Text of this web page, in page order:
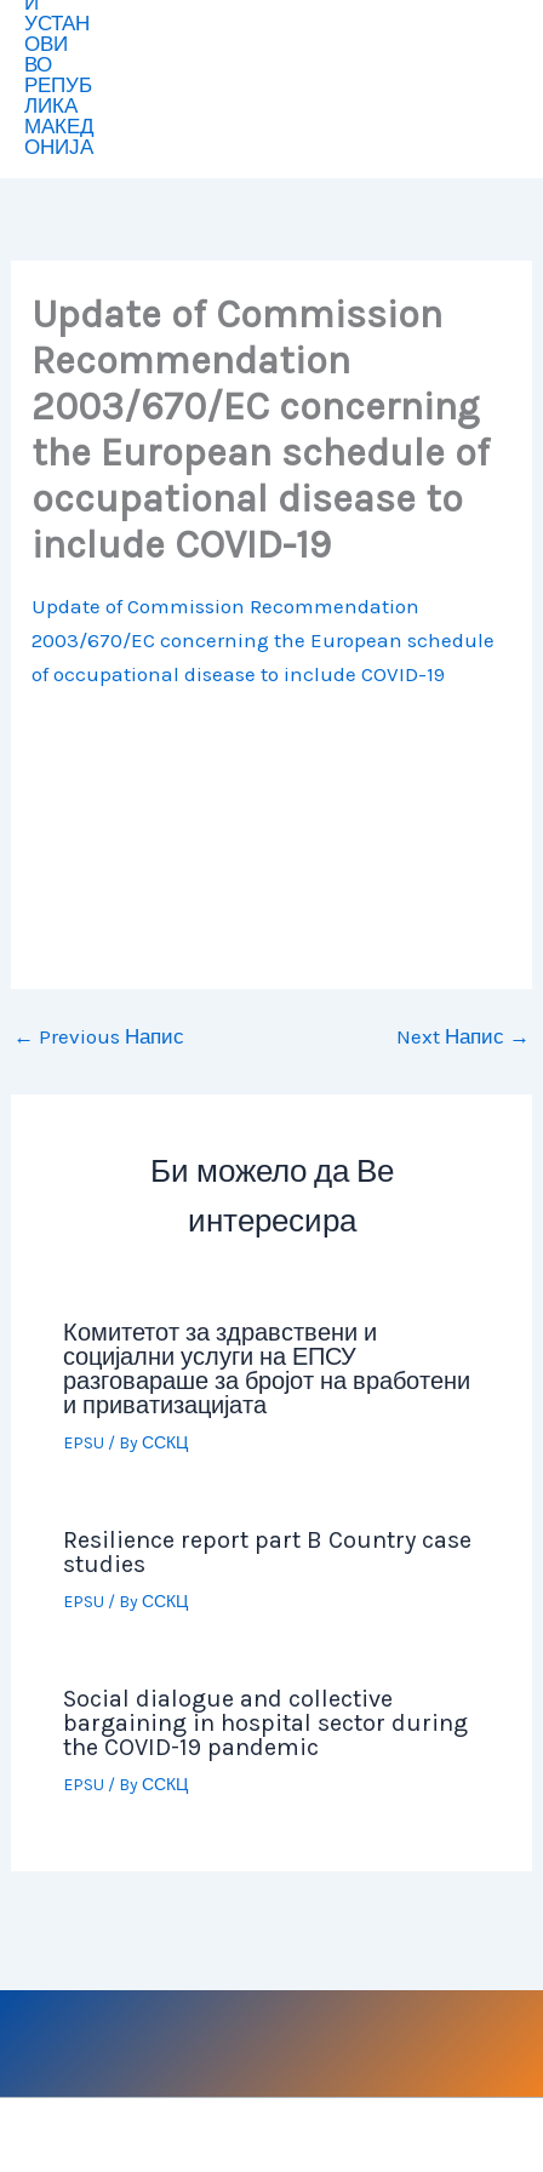
Update of Commission
Recommendation
2003/670/EC concerning
the European schedule of
occupational disease to
include COVID-19
Update of Commission Recommendation
2003/670/EC concerning the European schedule
of occupational disease to include COVID-19
← Previous Напис Next Напис →
Би можело да Ве
интересира
Комитетот за здравствени и
социјални услуги на ЕПСУ
разговараше за бројот на вработени
и приватизацијата
EPSU / ByССКЦ
Resilience report part B Country case
studies
EPSU / ByССКЦ
Social dialogue and collective
bargaining in hospital sector during
the COVID-19 pandemic
EPSU / ByССКЦ